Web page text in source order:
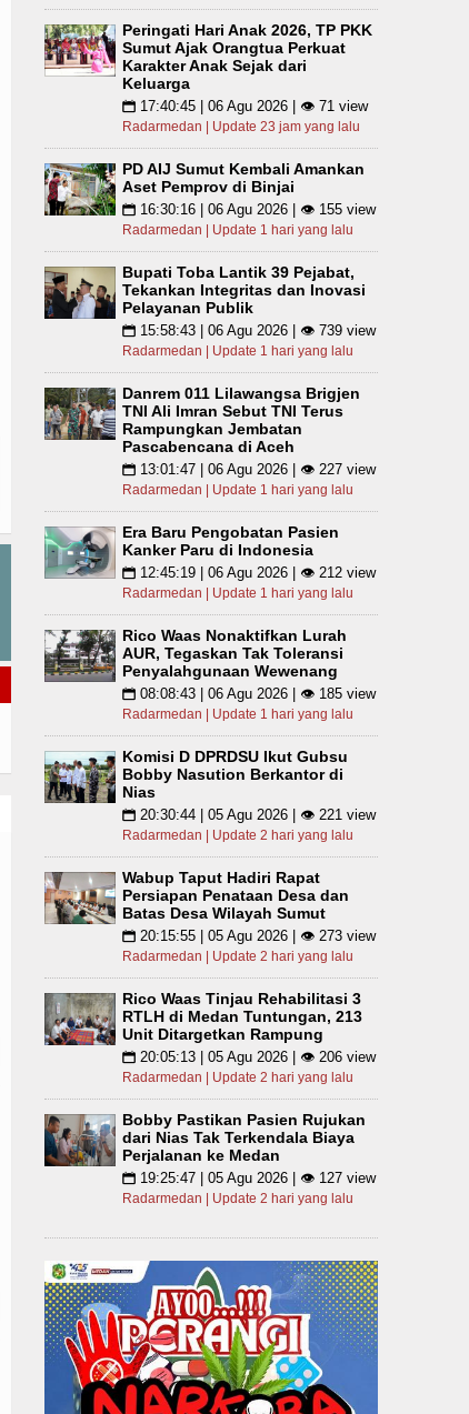
Peringati Hari Anak 2026, TP PKK
Sumut Ajak Orangtua Perkuat
Karakter Anak Sejak dari
Keluarga
📅 17:40:45 | 06 Agu 2026 | 👁 71 view
Radarmedan | Update 23 jam yang lalu
PD AIJ Sumut Kembali Amankan
Aset Pemprov di Binjai
📅 16:30:16 | 06 Agu 2026 | 👁 155 view
Radarmedan | Update 1 hari yang lalu
Bupati Toba Lantik 39 Pejabat,
Tekankan Integritas dan Inovasi
Pelayanan Publik
📅 15:58:43 | 06 Agu 2026 | 👁 739 view
Radarmedan | Update 1 hari yang lalu
Danrem 011 Lilawangsa Brigjen
TNI Ali Imran Sebut TNI Terus
Rampungkan Jembatan
Pascabencana di Aceh
📅 13:01:47 | 06 Agu 2026 | 👁 227 view
Radarmedan | Update 1 hari yang lalu
Era Baru Pengobatan Pasien
Kanker Paru di Indonesia
📅 12:45:19 | 06 Agu 2026 | 👁 212 view
Radarmedan | Update 1 hari yang lalu
Rico Waas Nonaktifkan Lurah
AUR, Tegaskan Tak Toleransi
Penyalahgunaan Wewenang
📅 08:08:43 | 06 Agu 2026 | 👁 185 view
Radarmedan | Update 1 hari yang lalu
Komisi D DPRDSU Ikut Gubsu
Bobby Nasution Berkantor di
Nias
📅 20:30:44 | 05 Agu 2026 | 👁 221 view
Radarmedan | Update 2 hari yang lalu
Wabup Taput Hadiri Rapat
Persiapan Penataan Desa dan
Batas Desa Wilayah Sumut
📅 20:15:55 | 05 Agu 2026 | 👁 273 view
Radarmedan | Update 2 hari yang lalu
Rico Waas Tinjau Rehabilitasi 3
RTLH di Medan Tuntungan, 213
Unit Ditargetkan Rampung
📅 20:05:13 | 05 Agu 2026 | 👁 206 view
Radarmedan | Update 2 hari yang lalu
Bobby Pastikan Pasien Rujukan
dari Nias Tak Terkendala Biaya
Perjalanan ke Medan
📅 19:25:47 | 05 Agu 2026 | 👁 127 view
Radarmedan | Update 2 hari yang lalu